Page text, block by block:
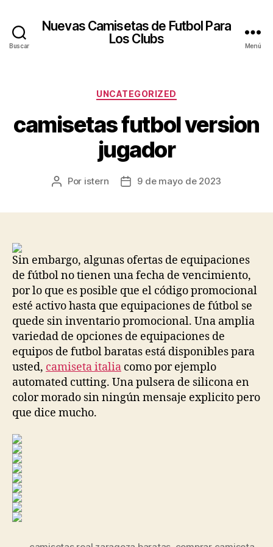
Buscar
Nuevas Camisetas de Futbol Para
Los Clubs
Menú
Categorías
UNCATEGORIZED
camisetas futbol version
jugador
Autor
Por istern
Fecha9 de mayo de 2023
Sin embargo, algunas ofertas de equipaciones
de fútbol no tienen una fecha de vencimiento,
por lo que es posible que el código promocional
esté activo hasta que equipaciones de fútbol se
quede sin inventario promocional. Una amplia
variedad de opciones de equipaciones de
equipos de futbol baratas está disponibles para
usted, camiseta italia como por ejemplo
automated cutting. Una pulsera de silicona en
color morado sin ningún mensaje explicito pero
que dice mucho.